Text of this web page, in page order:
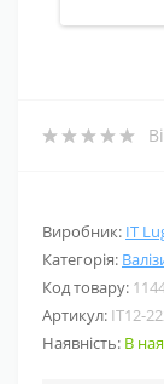
Виробник: IT
Категорія:
Код товару:
Артикул: IT12-
Наявність: В